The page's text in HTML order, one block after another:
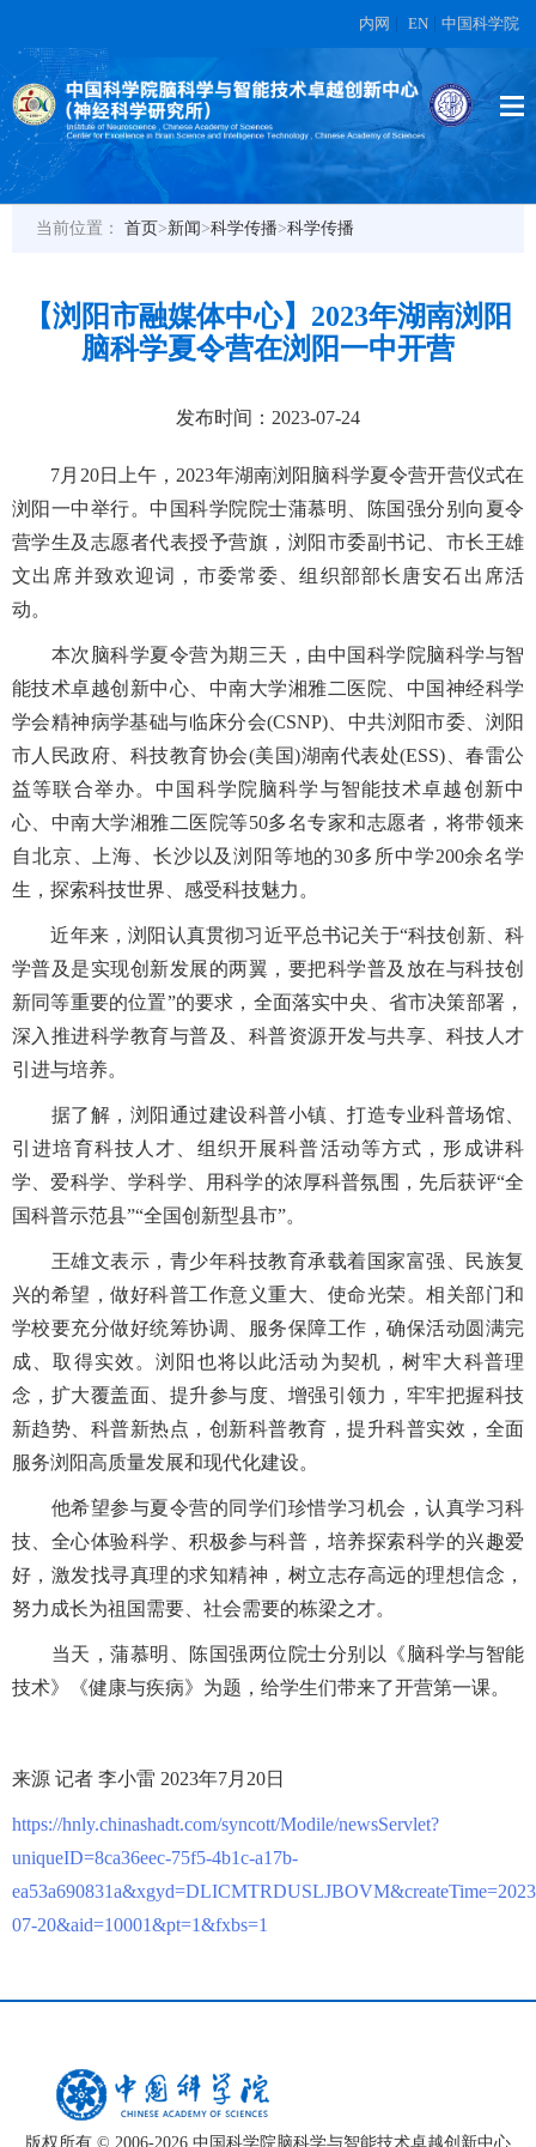
内网 EN 中国科学院
当前位置： 首页>新闻>科学传播>科学传播
【浏阳市融媒体中心】2023年湖南浏阳
脑科学夏令营在浏阳一中开营
发布时间：2023-07-24
7月20日上午，2023年湖南浏阳脑科学夏令营开营仪式在
浏阳一中举行。中国科学院院士蒲慕明、陈国强分别向夏令
营学生及志愿者代表授予营旗，浏阳市委副书记、市长王雄
文出席并致欢迎词，市委常委、组织部部长唐安石出席活
动。
本次脑科学夏令营为期三天，由中国科学院脑科学与智
能技术卓越创新中心、中南大学湘雅二医院、中国神经科学
学会精神病学基础与临床分会(CSNP)、中共浏阳市委、浏阳
市人民政府、科技教育协会(美国)湖南代表处(ESS)、春雷公
益等联合举办。中国科学院脑科学与智能技术卓越创新中
心、中南大学湘雅二医院等50多名专家和志愿者，将带领来
自北京、上海、长沙以及浏阳等地的30多所中学200余名学
生，探索科技世界、感受科技魅力。
近年来，浏阳认真贯彻习近平总书记关于“科技创新、科
学普及是实现创新发展的两翼，要把科学普及放在与科技创
新同等重要的位置”的要求，全面落实中央、省市决策部署，
深入推进科学教育与普及、科普资源开发与共享、科技人才
引进与培养。
据了解，浏阳通过建设科普小镇、打造专业科普场馆、
引进培育科技人才、组织开展科普活动等方式，形成讲科
学、爱科学、学科学、用科学的浓厚科普氛围，先后获评“全
国科普示范县”“全国创新型县市”。
王雄文表示，青少年科技教育承载着国家富强、民族复
兴的希望，做好科普工作意义重大、使命光荣。相关部门和
学校要充分做好统筹协调、服务保障工作，确保活动圆满完
成、取得实效。浏阳也将以此活动为契机，树牢大科普理
念，扩大覆盖面、提升参与度、增强引领力，牢牢把握科技
新趋势、科普新热点，创新科普教育，提升科普实效，全面
服务浏阳高质量发展和现代化建设。
他希望参与夏令营的同学们珍惜学习机会，认真学习科
技、全心体验科学、积极参与科普，培养探索科学的兴趣爱
好，激发找寻真理的求知精神，树立志存高远的理想信念，
努力成长为祖国需要、社会需要的栋梁之才。
当天，蒲慕明、陈国强两位院士分别以《脑科学与智能
技术》《健康与疾病》为题，给学生们带来了开营第一课。
来源 记者 李小雷 2023年7月20日
https://hnly.chinashadt.com/syncott/Modile/newsServlet?
uniqueID=8ca36eec-75f5-4b1c-a17b-
07-20&aid=10001&pt=1&fxbs=1
版权所有 © 2006-2026 中国科学院脑科学与智能技术卓越创新中心